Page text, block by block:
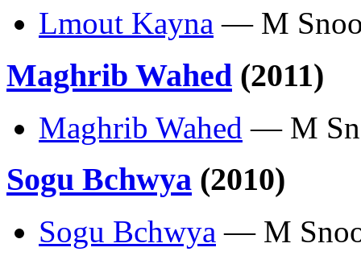
Lmout Kayna — M
Maghrib Wahed (2011)
Maghrib Wahed — M
Sogu Bchwya (2010)
Sogu Bchwya — M